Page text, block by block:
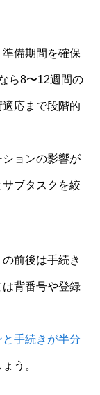
備期間を確保
ら8〜12週間の
応まで段階的
ョンの影響が
ブタスクを絞
前後は手続き
背番号や登録
手続きが半分
う。